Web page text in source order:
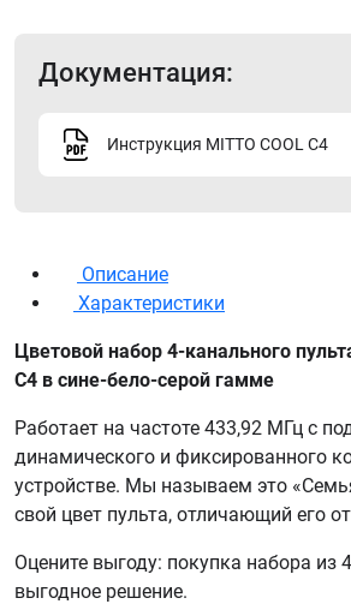
Документация:
Инструкция MITTO COOL C4
Описание
Характеристики
Цветовой набор 4-канального
C4 в сине-бело-серой гамме
Работает на частоте 433,92 МГц с
динамического и фиксированного
устройстве. Мы называем это
свой цвет пульта, отличающий его
Оцените выгоду: покупка набора из
выгодное решение.